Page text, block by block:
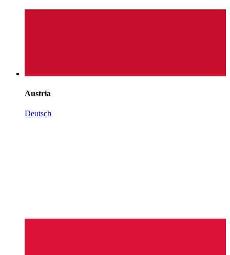
Austria
Deutsch